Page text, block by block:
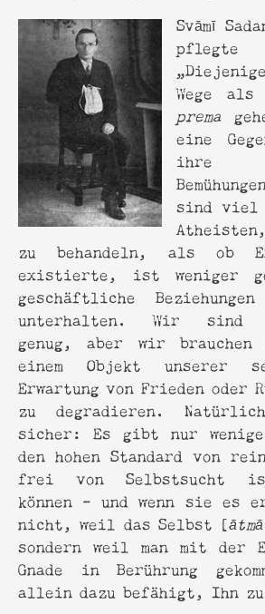
Svāmī
pflegte
Wege
prema
eine
ihre
sind viel
zu behandeln, als ob
existierte, ist weniger
geschäftliche
unterhalten. Wir sind
genug, aber wir
einem Objekt unserer
Erwartung von Frieden oder
zu degradieren.
sicher: Es gibt nur wenige
den hohen Standard von
frei von Selbstsucht
können - und wenn sie es
nicht, weil das Selbst [ātmā
sondern weil man mit der
Gnade in Berührung
allein dazu befähigt, Ihn